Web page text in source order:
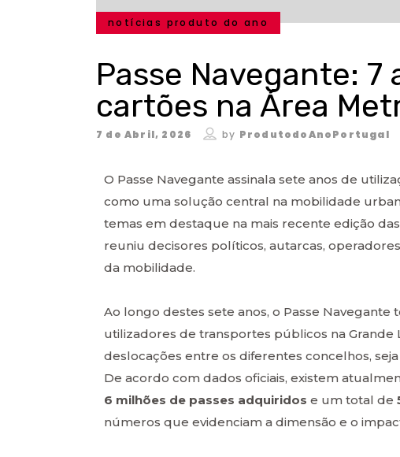
notícias produto do ano
Passe Navegante:
cartões na Área
7 de Abril, 2026 by ProdutodoAnoPortugal
O Passe Navegante assinala sete anos de
como uma solução central na mobilidade
temas em destaque na mais recente edição
reuniu decisores políticos, autarcas,
da mobilidade.
Ao longo destes sete anos, o Passe
utilizadores de transportes públicos na Grande
deslocações entre os diferentes concelhos,
De acordo com dados oficiais, existem
6 milhões de passes adquiridos e um total de
números que evidenciam a dimensão e o